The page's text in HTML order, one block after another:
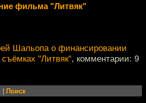
фильма "Литвяк"
Шальопа о финансировании
съёмках "Литвяк", комментарии: 9
Поиск